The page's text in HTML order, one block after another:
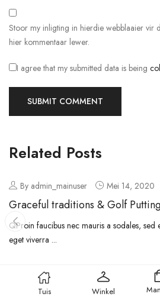
Stoor my inligting in hierdie webblaaier vir
hier kommentaar lewer.
I agree that my submitted data is being
Related Posts
By admin_mainuser Mei 14, 2020
Graceful traditions & Golf
QProin faucibus nec mauris a sodales, sed
eget viverra ...
Tuis Winkel